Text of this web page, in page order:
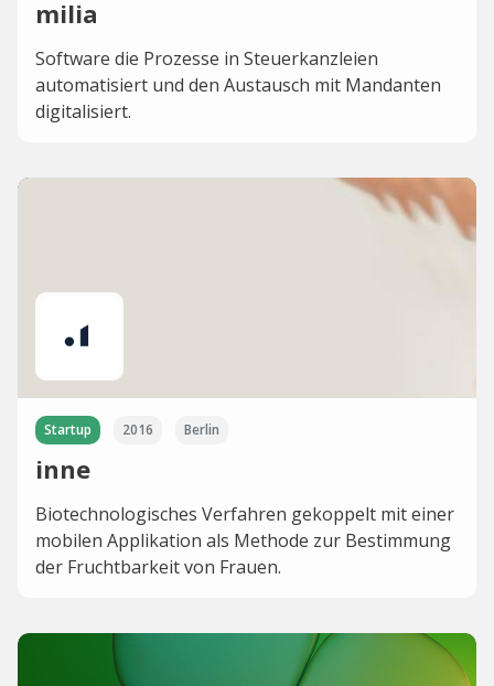
milia
Software die Prozesse in Steuerkanzleien
automatisiert und den Austausch mit Mandanten
digitalisiert.
Startup 2016 Berlin
inne
Biotechnologisches Verfahren gekoppelt mit einer
mobilen Applikation als Methode zur Bestimmung
der Fruchtbarkeit von Frauen.